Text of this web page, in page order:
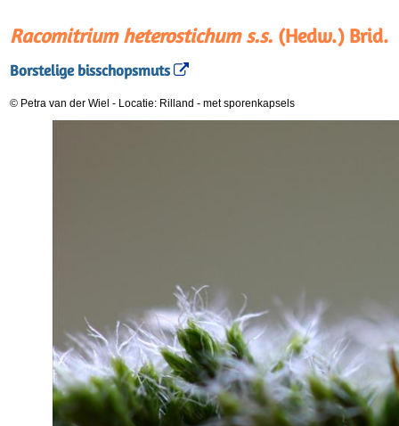
Racomitrium heterostichum s.s. (Hedw.) Brid.
Borstelige bisschopsmuts
© Petra van der Wiel - Locatie: Rilland - met sporenkapsels